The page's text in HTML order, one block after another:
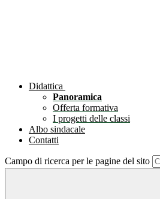
Didattica
Panoramica
Offerta formativa
I progetti delle classi
Albo sindacale
Contatti
Campo di ricerca per le pagine del sito